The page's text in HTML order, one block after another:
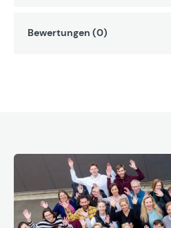
Bewertungen (0)